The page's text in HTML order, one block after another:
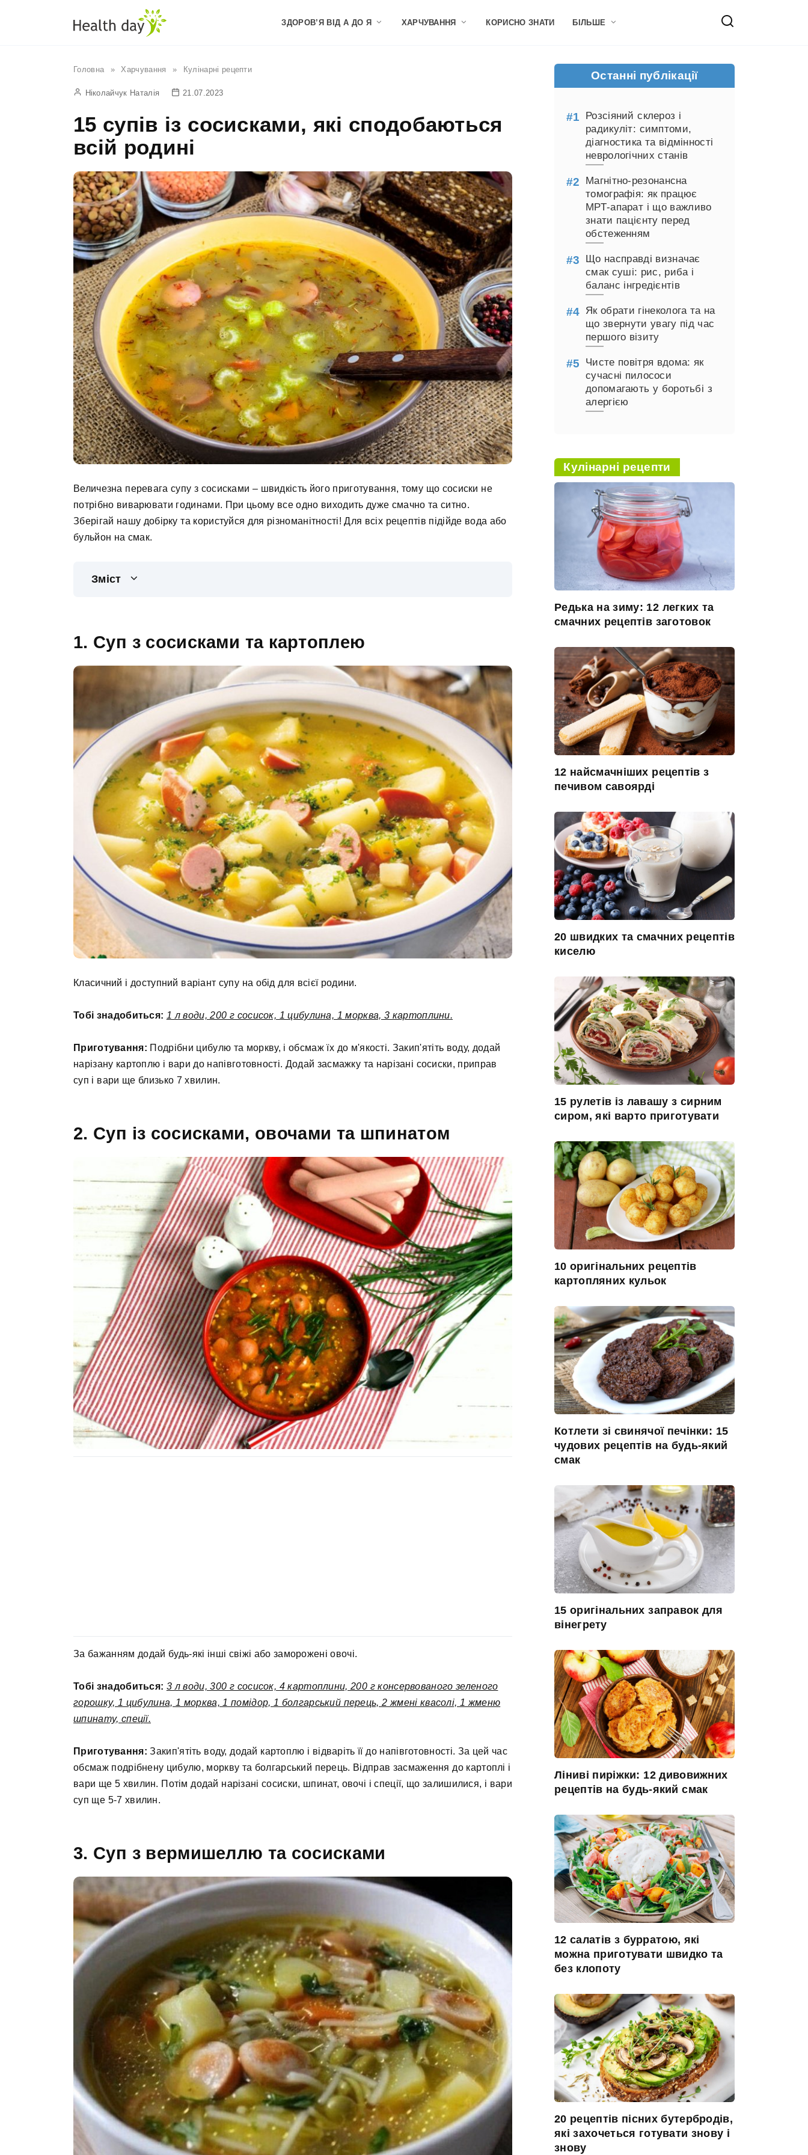
ЗДОРОВ’Я ВІД А ДО Я ХАРЧУВАННЯ КОРИСНО ЗНАТИ БІЛЬШЕ
Головна » Харчування » Кулінарні рецепти
Ніколайчук Наталія 21.07.2023
15 супів із сосисками, які сподобаються
всій родині
Величезна перевага супу з сосисками – швидкість його приготування, тому що сосиски не
потрібно виварювати годинами. При цьому все одно виходить дуже смачно та ситно.
Зберігай нашу добірку та користуйся для різноманітності! Для всіх рецептів підійде вода або
бульйон на смак.
Зміст
1. Суп з сосисками та картоплею
Класичний і доступний варіант супу на обід для всієї родини.
Тобі знадобиться: 1 л води, 200 г сосисок, 1 цибулина, 1 морква, 3 картоплини.
Приготування: Подрібни цибулю та моркву, і обсмаж їх до м'якості. Закип'ятіть воду, додай
нарізану картоплю і вари до напівготовності. Додай засмажку та нарізані сосиски, приправ
суп і вари ще близько 7 хвилин.
2. Суп із сосисками, овочами та шпинатом
За бажанням додай будь-які інші свіжі або заморожені овочі.
Тобі знадобиться: 3 л води, 300 г сосисок, 4 картоплини, 200 г консервованого зеленого
горошку, 1 цибулина, 1 морква, 1 помідор, 1 болгарський перець, 2 жмені квасолі, 1 жменю
шпинату, спеції.
Приготування: Закип'ятіть воду, додай картоплю і відваріть її до напівготовності. За цей час
обсмаж подрібнену цибулю, моркву та болгарський перець. Відправ засмаження до картоплі і
вари ще 5 хвилин. Потім додай нарізані сосиски, шпинат, овочі і спеції, що залишилися, і вари
суп ще 5-7 хвилин.
3. Суп з вермишеллю та сосисками
Останні публікації
Розсіяний склероз і
радикуліт: симптоми,
діагностика та відмінності
неврологічних станів
Магнітно-резонансна
томографія: як працює
МРТ-апарат і що важливо
знати пацієнту перед
обстеженням
Що насправді визначає
смак суші: рис, риба і
баланс інгредієнтів
Як обрати гінеколога та на
що звернути увагу під час
першого візиту
Чисте повітря вдома: як
сучасні пилососи
допомагають у боротьбі з
алергією
Кулінарні рецепти
Редька на зиму: 12 легких та
смачних рецептів заготовок
12 найсмачніших рецептів з
печивом савоярді
20 швидких та смачних рецептів
киселю
15 рулетів із лавашу з сирним
сиром, які варто приготувати
10 оригінальних рецептів
картопляних кульок
Котлети зі свинячої печінки: 15
чудових рецептів на будь-який
смак
15 оригінальних заправок для
вінегрету
Ліниві пиріжки: 12 дивовижних
рецептів на будь-який смак
12 салатів з бурратою, які
можна приготувати швидко та
без клопоту
20 рецептів пісних бутербродів,
які захочеться готувати знову і
знову